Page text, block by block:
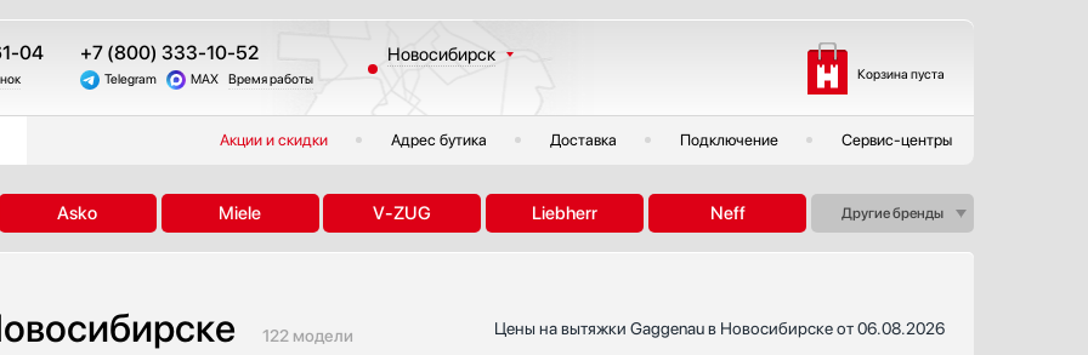
04 +7 (800) 333-10-52
Telegram MAX Время работы
Новосибирск
Санкт-Петербург
Краснодар
Екатеринбург
Корзина пуста
Акции и скидки Адрес бутика Доставка Подключение Сервис-центры
Asko Miele V-ZUG Liebherr Neff Другие бренды
122 модели Цены на вытяжки Gaggenau в Новосибирске от 06.08.2026